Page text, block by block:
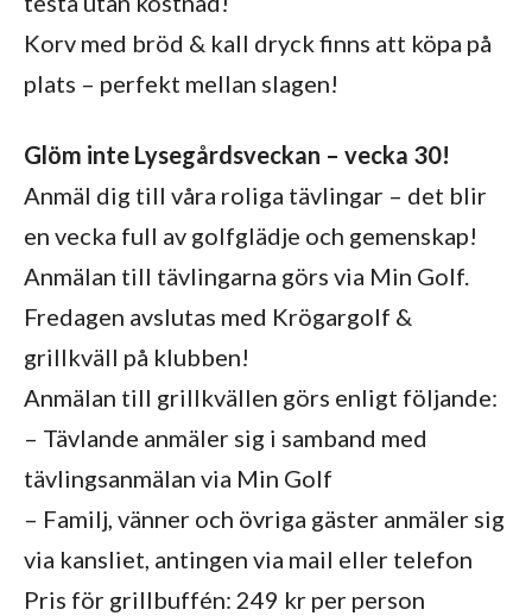
Korv med bröd & kall dryck finns att köpa på
plats – perfekt mellan slagen!
Glöm inte Lysegårdsveckan – vecka 30!
Anmäl dig till våra roliga tävlingar – det blir
en vecka full av golfglädje och gemenskap!
Anmälan till tävlingarna görs via Min Golf.
Fredagen avslutas med Krögargolf &
grillkväll på klubben! ️
Anmälan till grillkvällen görs enligt följande:
– Tävlande anmäler sig i samband med
tävlingsanmälan via Min Golf
– Familj, vänner och övriga gäster anmäler sig
via kansliet, antingen via mail eller telefon
Pris för grillbuffén: 249 kr per person